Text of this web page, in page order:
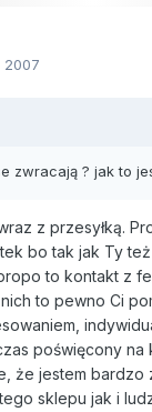
2007
zwracają ? jak to
z przesyłką.
bo tak jak Ty
to kontakt z
to pewno Ci
poświęcony na
że jestem bardzo
sklepu jak i